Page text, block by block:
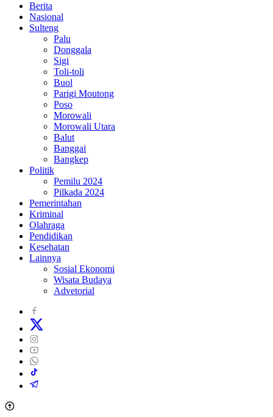
Berita
Nasional
Sulteng
Palu
Donggala
Sigi
Toli-toli
Buol
Parigi Moutong
Poso
Morowali
Morowali Utara
Balut
Banggai
Bangkep
Politik
Pemilu 2024
Pilkada 2024
Pemerintahan
Kriminal
Olahraga
Pendidikan
Kesehatan
Lainnya
Sosial Ekonomi
Wisata Budaya
Advetorial